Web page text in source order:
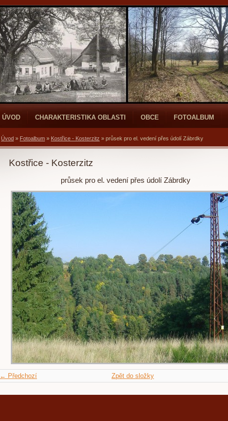
ÚVOD CHARAKTERISTIKA OBLASTI OBCE FOTOALBUM
Úvod » Fotoalbum » Kostřice - Kosterzitz » průsek pro el. vedení přes údolí Zábrdky
Kostřice - Kosterzitz
průsek pro el. vedení přes údolí Zábrdky
← Předchozí Zpět do složky